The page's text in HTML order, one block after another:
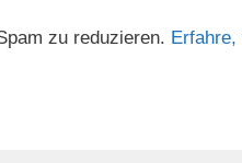
zu reduzieren. Erfahre,